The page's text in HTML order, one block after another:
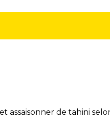
assaisonner de tahini